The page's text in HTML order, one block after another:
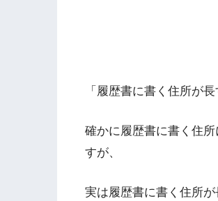
「履歴書に書く住所が
確かに履歴書に書く住
すが、
実は履歴書に書く住所